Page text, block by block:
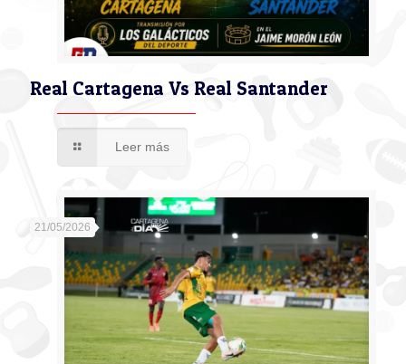
Real Cartagena Vs Real Santander
Leer más
21/05/2026